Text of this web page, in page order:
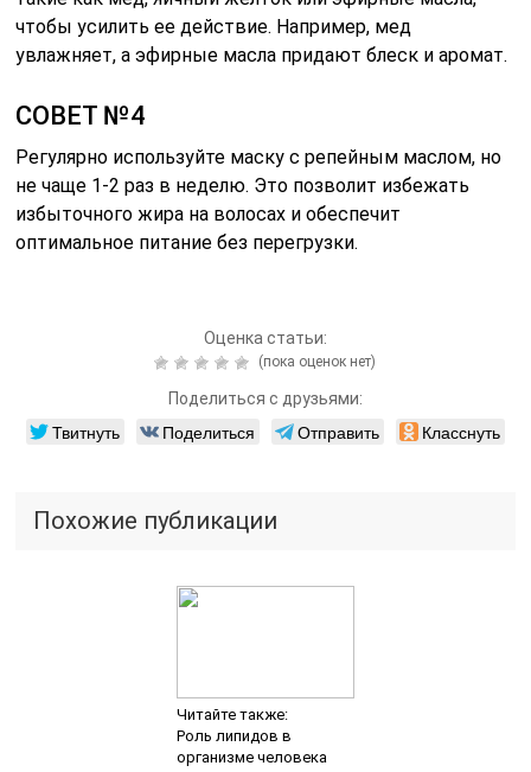
чтобы усилить ее действие. Например, мед
увлажняет, а эфирные масла придают блеск и аромат.
СОВЕТ №4
Регулярно используйте маску с репейным маслом, но
не чаще 1-2 раз в неделю. Это позволит избежать
избыточного жира на волосах и обеспечит
оптимальное питание без перегрузки.
Оценка статьи:
(пока оценок нет)
Поделиться с друзьями:
Твитнуть Поделиться Отправить Класснуть
Похожие публикации
Читайте также:
Роль липидов в
организме человека